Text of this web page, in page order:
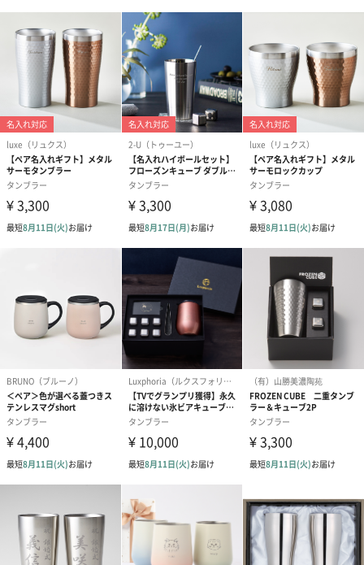
パッケージ外
装サイズ
長さ106mm×幅120mm×高さ100mm
パッケージ全
体重量
322g
パッケージ内
同梱物
説明書
製造国
日本（新潟県）
金属材質
着色加工
使用上の注意
点・使用方法
食洗器は使用不可です。